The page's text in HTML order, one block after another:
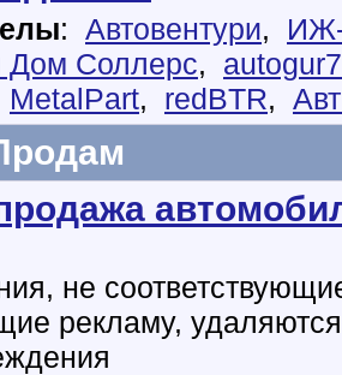
: Автовентури,
Дом Соллерс,
MetalPart, redBTR,
не
рекламу,